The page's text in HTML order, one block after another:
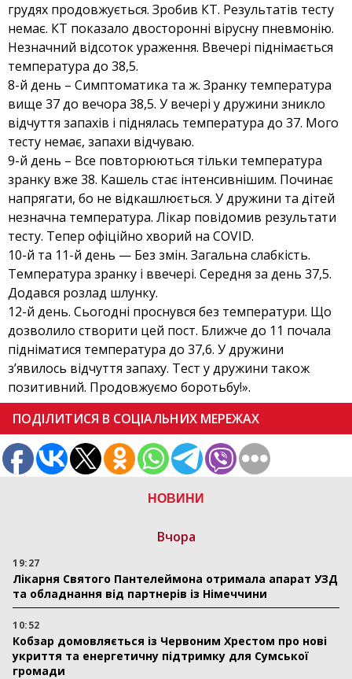
НОВИНИ
Вчора
19:27
Лікарня Святого Пантелеймона отримала апарат УЗД
та обладнання від партнерів із Німеччини
10:52
Кобзар домовляється із Червоним Хрестом про нові
укриття та енергетичну підтримку для Сумської
громади
грудях продовжується. Зробив КТ. Результатів тесту
немає. КТ показало двосторонні вірусну пневмонію.
Незначний відсоток ураження. Ввечері піднімається
температура до 38,5.
8-й день – Симптоматика та ж. Зранку температура
вище 37 до вечора 38,5. У вечері у дружини зникло
відчуття запахів і піднялась температура до 37. Мого
тесту немає, запахи відчуваю.
9-й день – Все повторюються тільки температура
зранку вже 38. Кашель стає інтенсивнішим. Починає
напрягати, бо не відкашлюється. У дружини та дітей
незначна температура. Лікар повідомив результати
тесту. Тепер офіційно хворий на COVID.
10-й та 11-й день — Без змін. Загальна слабкість.
Температура зранку і ввечері. Середня за день 37,5.
Додався розлад шлунку.
12-й день. Сьогодні проснувся без температури. Що
дозволило створити цей пост. Ближче до 11 почала
підніматися температура до 37,6. У дружини
з’явилось відчуття запаху. Тест у дружини також
позитивний. Продовжуємо боротьбу!».
ПОДІЛИТИСЯ В СОЦІАЛЬНИХ МЕРЕЖАХ